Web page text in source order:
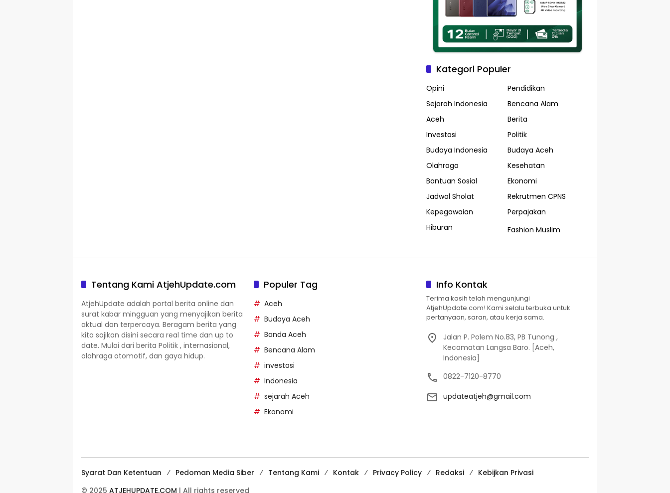
Kategori Populer
Opini
Pendidikan
Sejarah Indonesia
Bencana Alam
Aceh
Berita
Investasi
Politik
Budaya Indonesia
Budaya Aceh
Olahraga
Kesehatan
Bantuan Sosial
Ekonomi
Jadwal Sholat
Rekrutmen CPNS
Kepegawaian
Perpajakan
Hiburan
Fashion Muslim
Tentang Kami AtjehUpdate.com
AtjehUpdate adalah portal berita online dan
surat kabar mingguan yang menyajikan berita
aktual dan terpercaya. Beragam berita yang
kita sajikan disini secara real time dan up to
date. Mulai dari berita Politik , internasional,
olahraga otomotif, dan gaya hidup.
Populer Tag
Aceh
Budaya Aceh
Banda Aceh
Bencana Alam
investasi
Indonesia
sejarah Aceh
Ekonomi
Info Kontak
Terima kasih telah mengunjungi
AtjehUpdate.com! Kami selalu terbuka untuk
pertanyaan, saran, atau kerja sama.
Jalan P. Polem No.83, PB Tunong ,
Kecamatan Langsa Baro. [Aceh,
Indonesia]
0822-7120-8770
updateatjeh@gmail.com
Syarat Dan Ketentuan Pedoman Media Siber Tentang Kami Kontak Privacy Policy Redaksi
Kebijkan Privasi
© 2025 ATJEHUPDATE.COM | All rights reserved